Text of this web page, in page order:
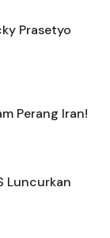
Prasetyo
Perang Iran!
Luncurkan